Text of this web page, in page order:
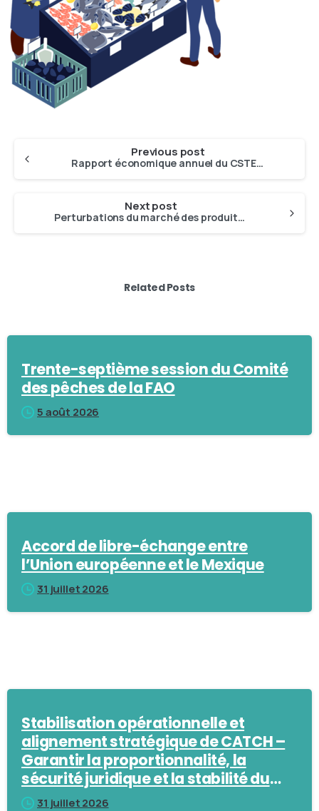
Previous post
Rapport économique annuel du CSTEP sur la flotte de pêche de l’UE (2023)
Next post
Perturbations du marché des produits de la pêche et de l’aquaculture dues à l’invasion de l’Ukraine par la Russie
Related Posts
Trente-septième session du Comité
des pêches de la FAO
5 août 2026
Accord de libre-échange entre
l’Union européenne et le Mexique
31 juillet 2026
Stabilisation opérationnelle et
alignement stratégique de CATCH –
Garantir la proportionnalité, la
sécurité juridique et la stabilité du
marché
31 juillet 2026